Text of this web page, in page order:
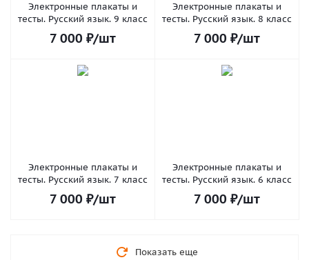
Электронные плакаты и
тесты. Русский язык. 9 класс
7 000 ₽/шт
Электронные плакаты и
тесты. Русский язык. 8 класс
7 000 ₽/шт
Электронные плакаты и
тесты. Русский язык. 7 класс
7 000 ₽/шт
Электронные плакаты и
тесты. Русский язык. 6 класс
7 000 ₽/шт
Показать еще